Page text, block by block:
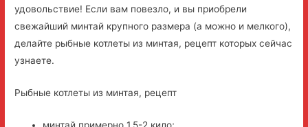
удовольствие! Если вам повезло, и вы приобрели
свежайший минтай крупного размера (а можно и мелкого),
делайте рыбные котлеты из минтая, рецепт которых сейчас
узнаете.
Рыбные котлеты из минтая, рецепт
минтай примерно 1,5-2 кило;